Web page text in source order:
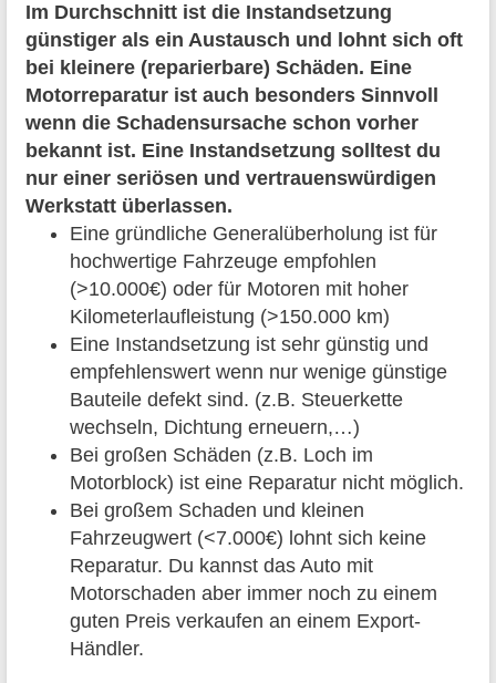
Im Durchschnitt ist die Instandsetzung
günstiger als ein Austausch und lohnt sich oft
bei kleinere (reparierbare) Schäden. Eine
Motorreparatur ist auch besonders Sinnvoll
wenn die Schadensursache schon vorher
bekannt ist. Eine Instandsetzung solltest du
nur einer seriösen und vertrauenswürdigen
Werkstatt überlassen.
Eine gründliche Generalüberholung ist für
hochwertige Fahrzeuge empfohlen
(>10.000€) oder für Motoren mit hoher
Kilometerlaufleistung (>150.000 km)
Eine Instandsetzung ist sehr günstig und
empfehlenswert wenn nur wenige günstige
Bauteile defekt sind. (z.B. Steuerkette
wechseln, Dichtung erneuern,…)
Bei großen Schäden (z.B. Loch im
Motorblock) ist eine Reparatur nicht möglich.
Bei großem Schaden und kleinen
Fahrzeugwert (<7.000€) lohnt sich keine
Reparatur. Du kannst das Auto mit
Motorschaden aber immer noch zu einem
guten Preis verkaufen an einem Export-
Händler.